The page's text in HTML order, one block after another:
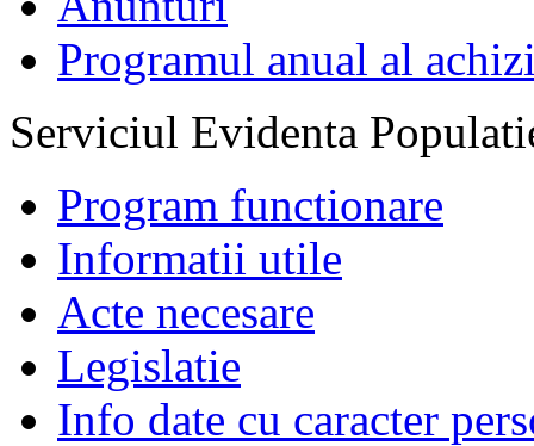
Programul anual al
Serviciul Evidenta
Program functionare
Informatii utile
Acte necesare
Legislatie
Info date cu caracter